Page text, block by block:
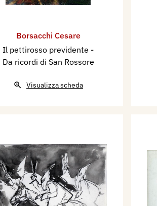
Borsacchi Cesare
Il pettirosso previdente -
Da ricordi di San Rossore
Visualizza scheda